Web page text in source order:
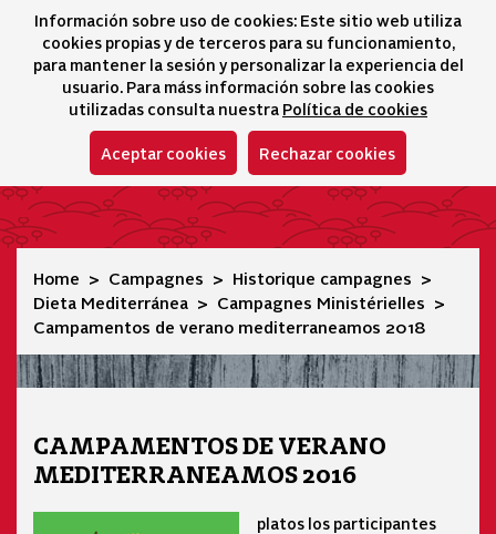
Información sobre uso de cookies: Este sitio web utiliza
cookies propias y de terceros para su funcionamiento,
para mantener la sesión y personalizar la experiencia del
usuario. Para máss información sobre las cookies
utilizadas consulta nuestra Política de cookies
Aceptar cookies Rechazar cookies
Sélecteur de
icono
Campamentos de verano mediterraneamos 2018
Home Campagnes
Historique campagnes
Dieta Mediterránea
Campagnes Ministérielles
Campamentos de verano mediterraneamos 2018
CAMPAMENTOS DE VERANO
MEDITERRANEAMOS 2016
platos los participantes